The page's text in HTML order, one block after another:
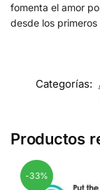
fomenta el amor
desde los primeros
Categorías:
Productos
-33%